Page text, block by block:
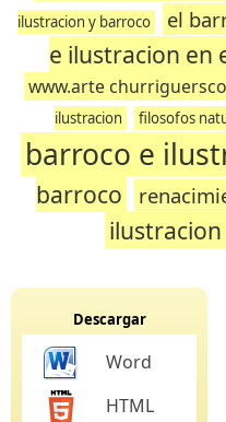
ilustracion y barroco
el
e ilustracion en
www.arte churriguersco
ilustracion
filosofos
barroco e
barroco
Descargar
Word
HTML